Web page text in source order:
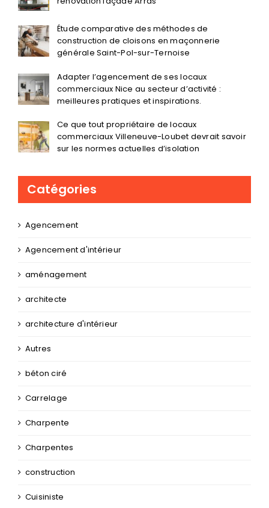
rénovation façade Arras
Étude comparative des méthodes de
construction de cloisons en maçonnerie
générale Saint-Pol-sur-Ternoise
Adapter l’agencement de ses locaux
commerciaux Nice au secteur d’activité :
meilleures pratiques et inspirations.
Ce que tout propriétaire de locaux
commerciaux Villeneuve-Loubet devrait savoir
sur les normes actuelles d’isolation
Catégories
Agencement
Agencement d'intérieur
aménagement
architecte
architecture d'intérieur
Autres
béton ciré
Carrelage
Charpente
Charpentes
construction
Cuisiniste